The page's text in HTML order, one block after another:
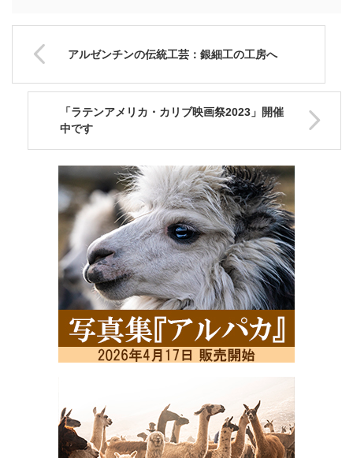
アルゼンチンの伝統工芸：銀細工の工房へ
「ラテンアメリカ・カリブ映画祭2023」開催
中です